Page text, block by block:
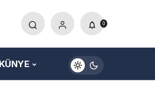
0
KÜNYE